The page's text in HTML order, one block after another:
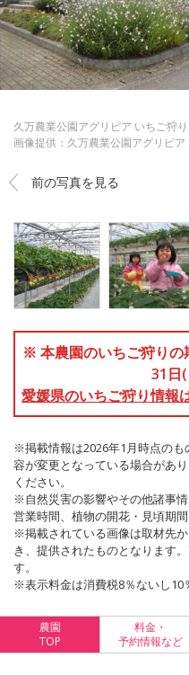
久万農業公園アグリピア いちご狩
画像提供：久万農業公園アグリピア
前の写真を見る
※ 本農園のいちご狩りの
31日(
愛媛県のいちご狩り情報
※掲載情報は2026年1月時点の
容が変更となっている場合があ
ください。
※自然災害の影響やその他諸事
営業時間、植物の開花・見頃期
※掲載されている画像は取材先
き、提供されたものとなります
す。
※表示料金は消費税8％ないし10
農園
TOP
料金・
予約情報など